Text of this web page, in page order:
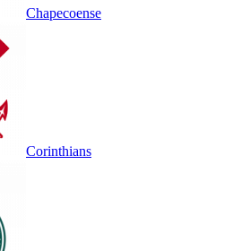
Chapecoense
Corinthians